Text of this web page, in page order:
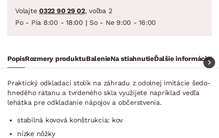
Volajte 0322 90 29 02, voľba 2
Po - Pia 8:00 - 18:00 | So - Ne 9:00 - 16:00
PopisRozmery produktuBalenieNa stiahnutieĎalšie informácie
Praktický odkladací stolík na záhradu z odolnej imitácie šedo-
hnedého ratanu a tvrdeného skla využijete napríklad vedľa
lehátka pre odkladanie nápojov a občerstvenia.
stabilná kovová konštrukcia: kov
nízke nôžky